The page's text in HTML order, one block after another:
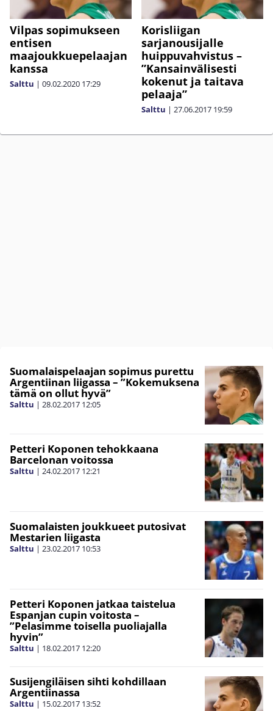
Vilpas sopimukseen
entisen
maajoukkuepelaajan
kanssa
Salttu | 09.02.2020 17:29
Korisliigan
sarjanousijalle
huippuvahvistus –
”Kansainvälisesti
kokenut ja taitava
pelaaja”
Salttu | 27.06.2017 19:59
Suomalaispelaajan sopimus purettu
Argentiinan liigassa – ”Kokemuksena
tämä on ollut hyvä”
Salttu | 28.02.2017 12:05
Petteri Koponen tehokkaana
Barcelonan voitossa
Salttu | 24.02.2017 12:21
Suomalaisten joukkueet putosivat
Mestarien liigasta
Salttu | 23.02.2017 10:53
Petteri Koponen jatkaa taistelua
Espanjan cupin voitosta –
”Pelasimme toisella puoliajalla
hyvin”
Salttu | 18.02.2017 12:20
Susijengiläisen sihti kohdillaan
Argentiinassa
Salttu | 15.02.2017 13:52